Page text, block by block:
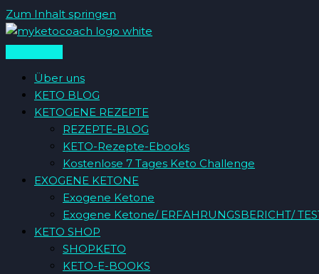
Zum Inhalt springen
Über uns
KETO BLOG
KETOGENE REZEPTE
REZEPTE-BLOG
KETO-Rezepte-Ebooks
Kostenlose 7 Tages Keto Challenge
EXOGENE KETONE
Exogene Ketone
Exogene Ketone/ ERFAHRUNGSBERICHT/
KETO SHOP
SHOPKETO
KETO-E-BOOKS